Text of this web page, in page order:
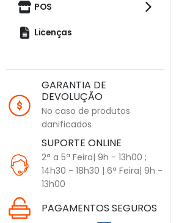
POS
Licenças
GARANTIA DE
DEVOLUÇÃO
No caso de produtos
danificados
SUPORTE ONLINE
2ª a 5ª Feira| 9h - 13h00 ;
14h30 - 18h30 | 6ª Feira| 9h -
13h00
PAGAMENTOS SEGUROS